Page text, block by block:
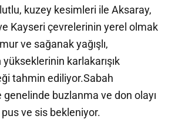
kuzey kesimleri ile Aksaray,
Kayseri çevrelerinin yerel olmak
ve sağanak yağışlı,
karlakarışık
tahmin ediliyor.Sabah
buzlanma ve don olayı
ve sis bekleniyor.